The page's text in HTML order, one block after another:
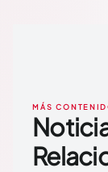
MÁS